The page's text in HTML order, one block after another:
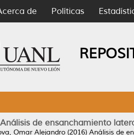
de Políticas
Análisis de ensanchamiento
Omar Alejandro (2016) Análisis de